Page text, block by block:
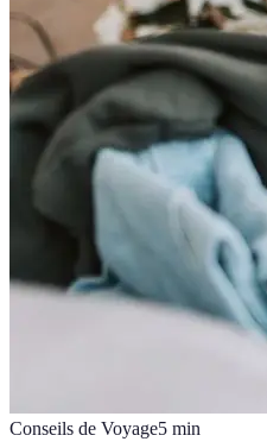
Conseils de Voyage5 min